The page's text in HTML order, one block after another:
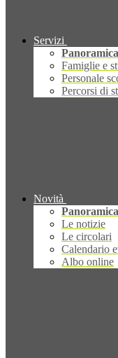
Servizi
Panoramica
Famiglie e
Personale
Percorsi di
Novità
Panoramica
Le notizie
Le circolari
Calendario
Albo online